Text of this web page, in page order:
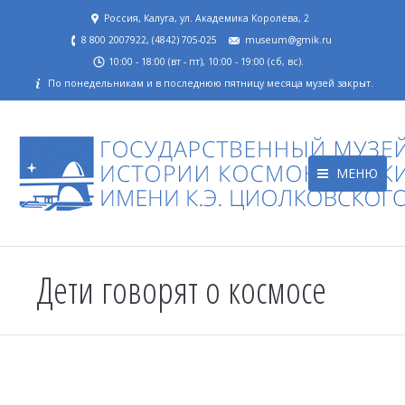
Россия, Калуга, ул. Академика Королёва, 2
8 800 2007922, (4842) 705-025
museum@gmik.ru
10:00 - 18:00 (вт - пт), 10:00 - 19:00 (сб, вс).
По понедельникам и в последнюю пятницу месяца музей закрыт.
МЕНЮ
Дети говорят о космосе